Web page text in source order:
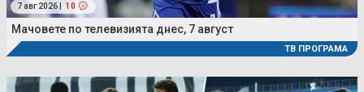
7 авг 2026 | 10
Мачовете по телевизията днес, 7 август
ТВ ПРОГРАМА